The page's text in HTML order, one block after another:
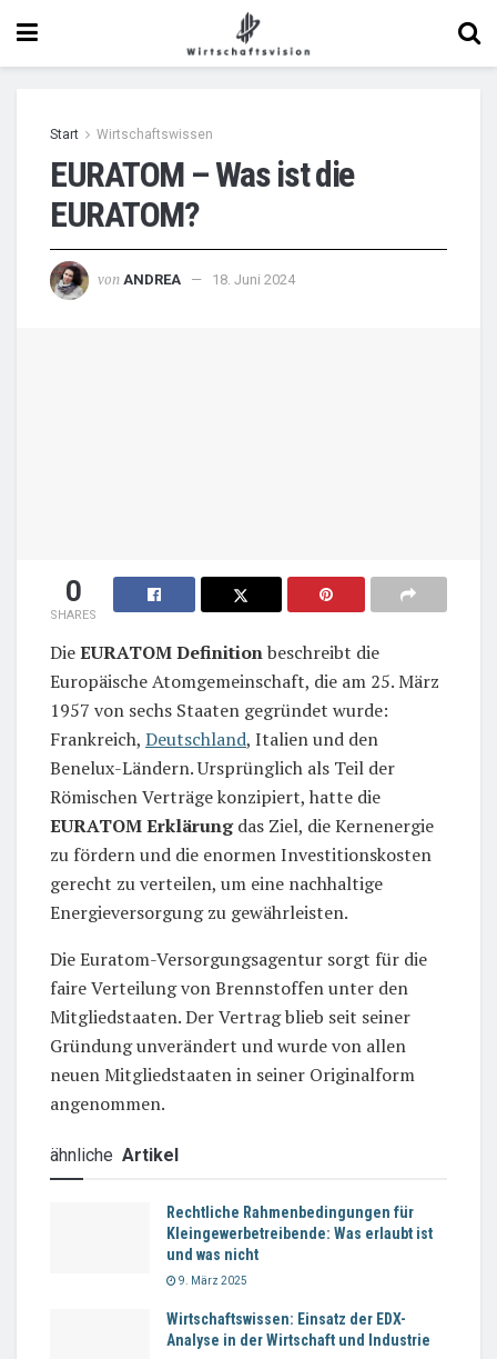
Start Wirtschaftswissen
EURATOM – Was ist die
EURATOM?
von ANDREA 18. Juni 2024
0
SHARES
DieEURATOM Definitionbeschreibt die
Europäische Atomgemeinschaft, die am 25. März
1957 von sechs Staaten gegründet wurde:
Frankreich, Deutschland, Italien und den
Benelux-Ländern. Ursprünglich als Teil der
Römischen Verträge konzipiert, hatte die
EURATOM Erklärungdas Ziel, die Kernenergie
zu fördern und die enormen Investitionskosten
gerecht zu verteilen, um eine nachhaltige
Energieversorgung zu gewährleisten.
Die Euratom-Versorgungsagentur sorgt für die
faire Verteilung von Brennstoffen unter den
Mitgliedstaaten. Der Vertrag blieb seit seiner
Gründung unverändert und wurde von allen
neuen Mitgliedstaaten in seiner Originalform
angenommen.
ähnliche Artikel
Rechtliche Rahmenbedingungen für
Kleingewerbetreibende: Was erlaubt ist
und was nicht
9. März 2025
Wirtschaftswissen: Einsatz der EDX-
Analyse in der Wirtschaft und Industrie